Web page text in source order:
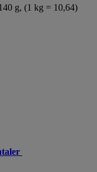
g, (1 kg = 10,64)